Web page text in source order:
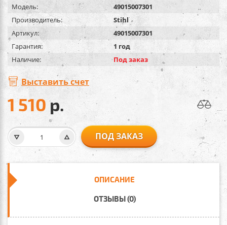
Модель:
49015007301
Производитель:
Stihl
Артикул:
49015007301
Гарантия:
1 год
Наличие:
Под заказ
Выставить счет
1 510р.
ПОД ЗАКАЗ
ОПИСАНИЕ
ОТЗЫВЫ (0)